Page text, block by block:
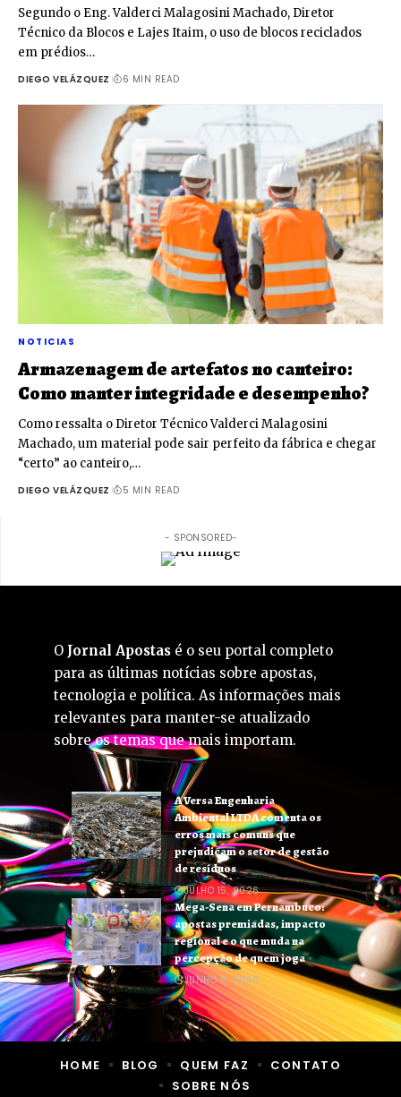
Segundo o Eng. Valderci Malagosini Machado, Diretor
Técnico da Blocos e Lajes Itaim, o uso de blocos reciclados
em prédios…
DIEGO VELÁZQUEZ 6 MIN READ
NOTICIAS
Armazenagem de artefatos no canteiro:
Como manter integridade e desempenho?
Como ressalta o Diretor Técnico Valderci Malagosini
Machado, um material pode sair perfeito da fábrica e chegar
“certo” ao canteiro,…
DIEGO VELÁZQUEZ 5 MIN READ
- SPONSORED-
O Jornal Apostas é o seu portal completo
para as últimas notícias sobre apostas,
tecnologia e política. As informações mais
relevantes para manter-se atualizado
sobre os temas que mais importam.
A Versa Engenharia
Ambiental LTDA comenta os
erros mais comuns que
prejudicam o setor de gestão
de resíduos
JULHO 15, 2026
Mega-Sena em Pernambuco:
apostas premiadas, impacto
regional e o que muda na
percepção de quem joga
JUNHO 8, 2026
HOME BLOG QUEM FAZ
CONTATO
SOBRE NÓS